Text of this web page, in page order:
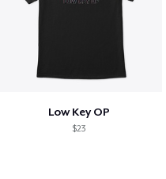
Low Key OP
$23